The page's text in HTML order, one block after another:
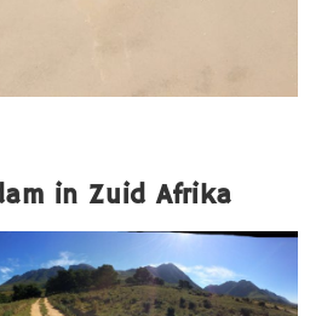
in Zuid Afrika